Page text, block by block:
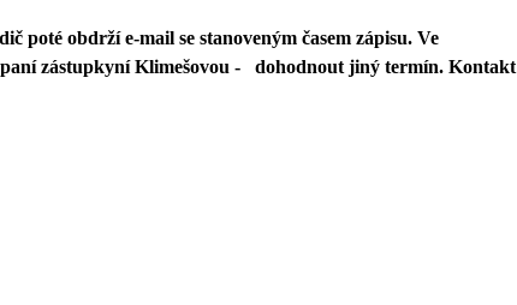
poté obdrží e-mail se stanoveným časem zápisu. Ve
zástupkyní Klimešovou - dohodnout jiný termín. Kontakt